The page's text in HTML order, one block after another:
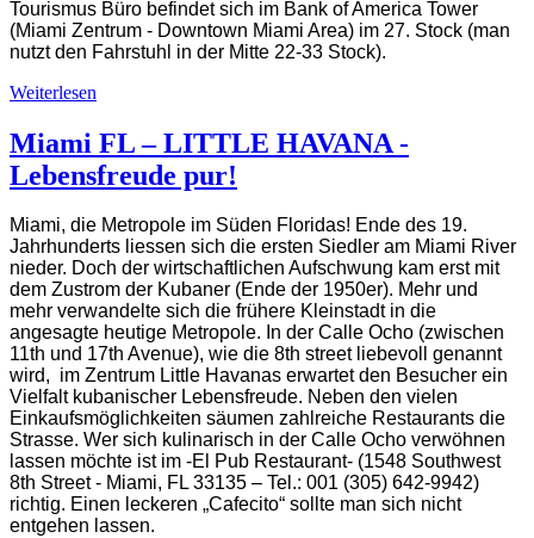
Tourismus Büro befindet sich im Bank of America Tower
(Miami Zentrum - Downtown Miami Area) im 27. Stock (man
nutzt den Fahrstuhl in der Mitte 22-33 Stock).
Weiterlesen
Miami FL – LITTLE HAVANA -
Lebensfreude pur!
Miami, die Metropole im Süden Floridas! Ende des 19.
Jahrhunderts liessen sich die ersten Siedler am Miami River
nieder. Doch der wirtschaftlichen Aufschwung kam erst mit
dem Zustrom der Kubaner (Ende der 1950er). Mehr und
mehr verwandelte sich die frühere Kleinstadt in die
angesagte heutige Metropole. In der Calle Ocho (zwischen
11th und 17th Avenue), wie die 8th street liebevoll genannt
wird, im Zentrum Little Havanas erwartet den Besucher ein
Vielfalt kubanischer Lebensfreude. Neben den vielen
Einkaufsmöglichkeiten säumen zahlreiche Restaurants die
Strasse. Wer sich kulinarisch in der Calle Ocho verwöhnen
lassen möchte ist im -El Pub Restaurant- (1548 Southwest
8th Street - Miami, FL 33135 – Tel.: 001 (305) 642-9942)
richtig. Einen leckeren „Cafecito“ sollte man sich nicht
entgehen lassen.